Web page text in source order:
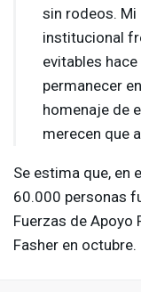
sin rodeos.
institucional
evitables
permanecer
homenaje de
merecen que
Se estima que, en
60.000 personas
Fuerzas de Apoyo
Fasher en octubre.